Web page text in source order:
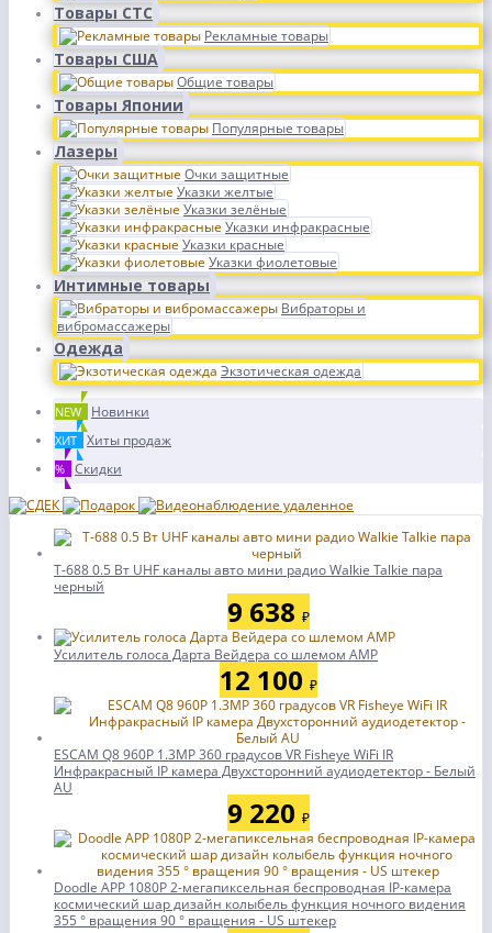
Товары СТС
Рекламные товары
Товары США
Общие товары
Товары Японии
Популярные товары
Лазеры
Очки защитные
Указки желтые
Указки зелёные
Указки инфракрасные
Указки красные
Указки фиолетовые
Интимные товары
Вибраторы и
вибромассажеры
Одежда
Экзотическая одежда
NEW Новинки
ХИТ Хиты продаж
% Скидки
T-688 0.5 Вт UHF каналы авто мини радио Walkie Talkie пара
черный
9 638 ₽
Усилитель голоса Дарта Вейдера со шлемом AMP
12 100 ₽
ESCAM Q8 960P 1.3MP 360 градусов VR Fisheye WiFi IR
Инфракрасный IP камера Двухсторонний аудиодетектор - Белый
AU
9 220 ₽
Doodle APP 1080P 2-мегапиксельная беспроводная IP-камера
космический шар дизайн колыбель функция ночного видения
355 ° вращения 90 ° вращения - US штекер